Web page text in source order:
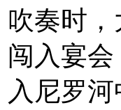
吹奏时
闯入宴
入尼罗